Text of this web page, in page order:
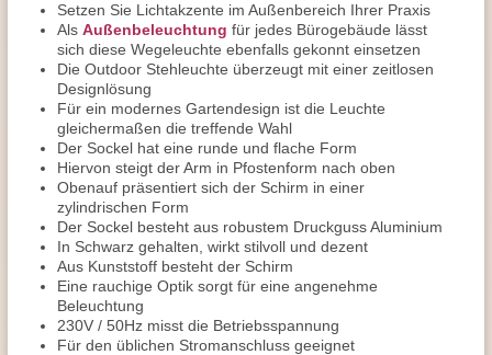
Setzen Sie Lichtakzente im Außenbereich Ihrer Praxis
Als Außenbeleuchtung für jedes Bürogebäude lässt
sich diese Wegeleuchte ebenfalls gekonnt einsetzen
Die Outdoor Stehleuchte überzeugt mit einer zeitlosen
Designlösung
Für ein modernes Gartendesign ist die Leuchte
gleichermaßen die treffende Wahl
Der Sockel hat eine runde und flache Form
Hiervon steigt der Arm in Pfostenform nach oben
Obenauf präsentiert sich der Schirm in einer
zylindrischen Form
Der Sockel besteht aus robustem Druckguss Aluminium
In Schwarz gehalten, wirkt stilvoll und dezent
Aus Kunststoff besteht der Schirm
Eine rauchige Optik sorgt für eine angenehme
Beleuchtung
230V / 50Hz misst die Betriebsspannung
Für den üblichen Stromanschluss geeignet